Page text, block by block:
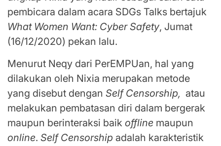
pembicara dalam acara SDGs Talks bertajuk
What Women Want: Cyber Safety, Jumat
(16/12/2020) pekan lalu.
Menurut Neqy dari PerEMPUan, hal yang
dilakukan oleh Nixia merupakan metode
yang disebut dengan Self Censorship, atau
melakukan pembatasan diri dalam bergerak
maupun berinteraksi baik offline maupun
online. Self Censorship adalah karakteristik